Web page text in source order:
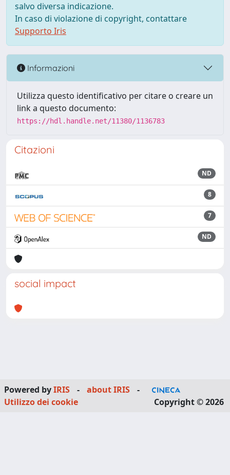
salvo diversa indicazione.
In caso di violazione di copyright, contattare
Supporto Iris
Informazioni
Utilizza questo identificativo per citare o creare un
link a questo documento:
https://hdl.handle.net/11380/1136783
Citazioni
ND
8
7
ND
social impact
Powered byIRIS - about IRIS
-
Utilizzo dei cookie
Copyright © 2026